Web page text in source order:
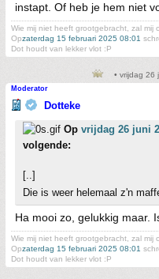
instapt. Of heb je hem niet
Wie mij niet heeft grootgebracht, zal mij
Opzaterdag 15 februari 2025 08:01
Dot houdt van lekker vlot :P
• vrijdag 26
Moderator
Dotteke
Op vrijdag 26 juni
volgende:
[..]
Die is weer helemaal z'n
Ha mooi zo, gelukkig maar.
Wie mij niet heeft grootgebracht, zal mij
Opzaterdag 15 februari 2025 08:01
Dot houdt van lekker vlot :P